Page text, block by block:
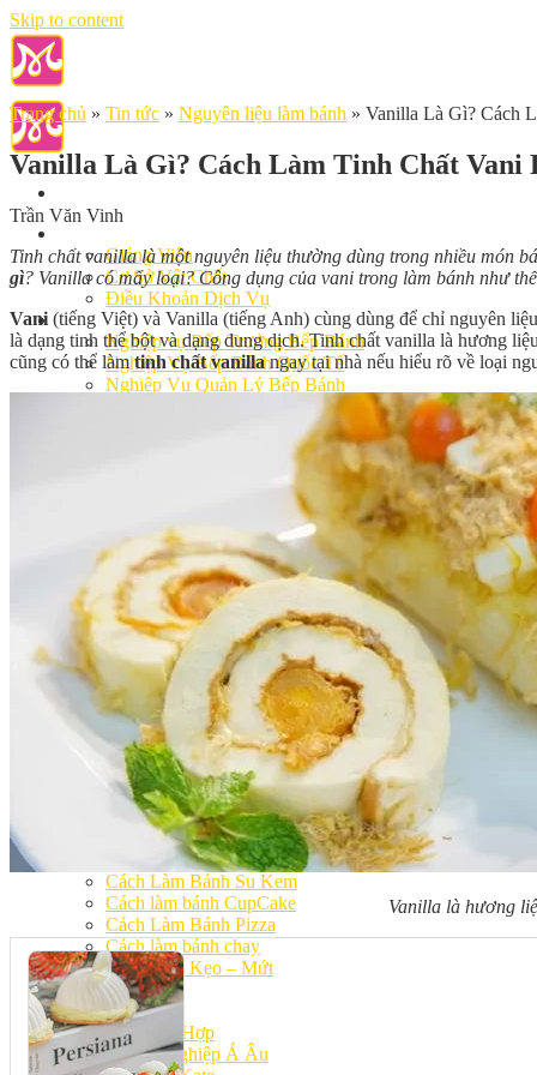
Skip to content
Giảng Viên
Cơ Sở Vật Chất
Điều Khoản Dịch Vụ
Học Làm Bánh
Nghiệp vụ Bếp Trưởng Bếp Bánh
Nghiệp Vụ Bếp Bánh Quốc Tế
Nghiệp Vụ Quản Lý Bếp Bánh
Khóa Học Bánh Mì Nâng Cao
Khóa Học Làm Bánh Việt
Khóa Học Bánh Đài Loan
Học Làm Bánh Ngắn Hạn
Khóa Học Bánh Kinh Doanh
Khóa Học Handmade Mini Cake
Master Class
Chuyên Đề
Khai Giảng
Lịch học – Lịch thi
Đăng Ký Học
Công Thức
Cách Làm Bánh Việt
Cách Làm Bánh Âu
Cách Làm Bánh Kem
Cách Làm Bánh Mì
Cách Làm Bánh Trung Thu
Cách Làm Bánh Flan
Cách Làm Bánh Bao
Cách Làm Bánh Bông Lan
Cách Làm Bánh Su Kem
Cách làm bánh CupCake
Cách Làm Bánh Pizza
Cách làm bánh chay
Cách Làm Kẹo – Mứt
Video
Tin tức
Tin Tổng Hợp
Hướng Nghiệp Á Âu
Trang chủ » Tin tức » Nguyên liệu làm bánh » Vanilla Là Gì? Cách
Vanilla Là Gì? Cách Làm Tinh Chất Vani
Trần Văn Vinh
Tinh chất vanilla là một nguyên liệu thường dùng trong nhiều món
gì? Vanilla có mấy loại? Công dụng của vani trong làm bánh như
Vani (tiếng Việt) và Vanilla (tiếng Anh) cùng dùng để chỉ nguyên
là dạng tinh thể bột và dạng dung dịch. Tinh chất vanilla là hương
cũng có thể làmtinh chất vanillangay tại nhà nếu hiểu rõ về loại
Vanilla là hương